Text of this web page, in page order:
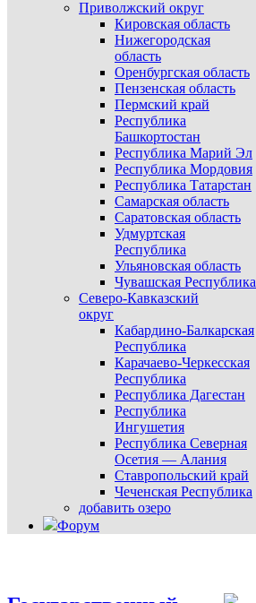
Приволжский округ
Кировская область
Нижегородская
область
Оренбургская область
Пензенская область
Пермский край
Республика
Башкортостан
Республика Марий Эл
Республика Мордовия
Республика Татарстан
Самарская область
Саратовская область
Удмуртская
Республика
Ульяновская область
Чувашская Республика
Северо-Кавказский
округ
Кабардино-Балкарская
Республика
Карачаево-Черкесская
Республика
Республика Дагестан
Республика
Ингушетия
Республика Северная
Осетия — Алания
Ставропольский край
Чеченская Республика
добавить озеро
Форум